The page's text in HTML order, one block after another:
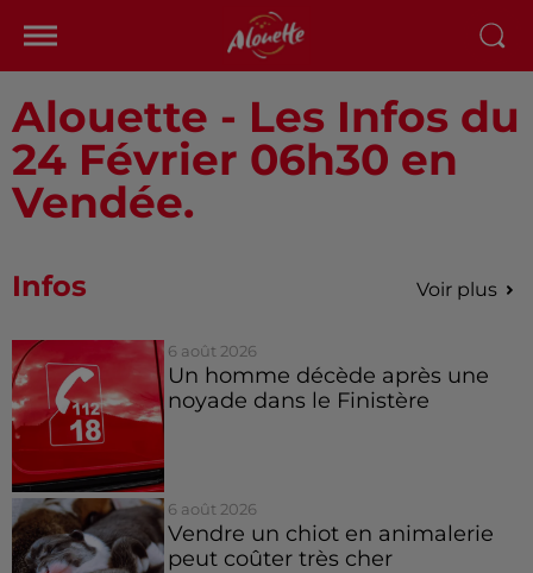
Alouette - Les Infos du
24 Février 06h30 en
Vendée.
Infos Voir plus
6 août 2026
Un homme décède après une
noyade dans le Finistère
6 août 2026
Vendre un chiot en animalerie
peut coûter très cher